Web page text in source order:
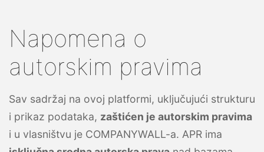
Napomena o
autorskim pravima
Sav sadržaj na ovoj platformi, uključujući strukturu
i prikaz podataka, zaštićen je autorskim pravima
i u vlasništvu je COMPANYWALL-a. APR ima